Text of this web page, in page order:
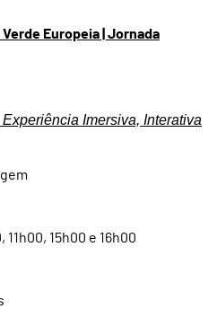
Verde Europeia | Jornada
Imersiva, Interativa
11h00, 15h00 e 16h00